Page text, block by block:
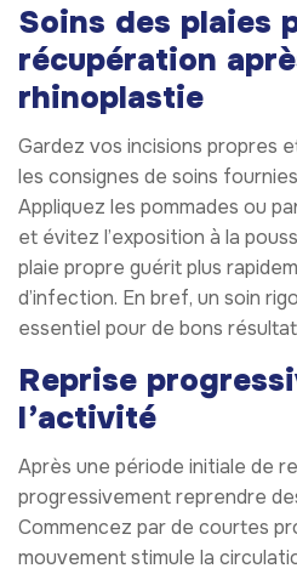
Soins des plaies
récupération
rhinoplastie
Gardez vos incisions propres
les consignes de soins
Appliquez les pommades ou
et évitez l’exposition à la
plaie propre guérit plus
d’infection. En bref, un soin
essentiel pour de bons
Reprise
l’activité
Après une période initiale de
progressivement reprendre
Commencez par de courtes
mouvement stimule la